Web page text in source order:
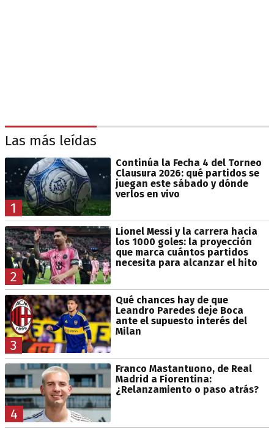
Las más leídas
1
Continúa la Fecha 4 del Torneo
Clausura 2026: qué partidos se
juegan este sábado y dónde
verlos en vivo
2
Lionel Messi y la carrera hacia
los 1000 goles: la proyección
que marca cuántos partidos
necesita para alcanzar el hito
3
Qué chances hay de que
Leandro Paredes deje Boca
ante el supuesto interés del
Milan
4
Franco Mastantuono, de Real
Madrid a Fiorentina:
¿Relanzamiento o paso atrás?